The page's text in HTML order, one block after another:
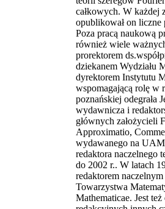
całkowych. W każdej
opublikował on liczne
Poza pracą naukową
również wiele
prorektorem
dziekanem Wydziału
dyrektorem Instytutu
wspomagającą rolę w
poznańskiej odegrała
wydawnicza i
głównych założycieli
Approximatio,
wydawanego na
redaktora naczelnego
do 2002 r.. W latach
redaktorem
Towarzystwa
Mathematicae. Jest